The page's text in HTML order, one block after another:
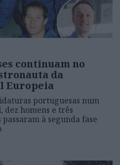
continuam no
da
Europeia
portuguesas num
dez homens e três
à segunda fase